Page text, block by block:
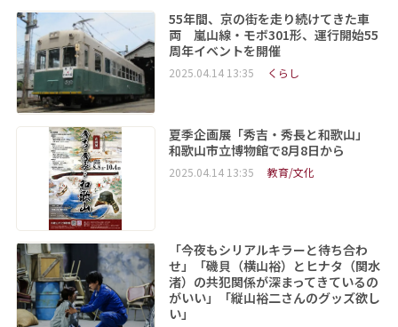
55年間、京の街を走り続けてきた車
両 嵐山線・モボ301形、運行開始55
周年イベントを開催
2025.04.14 13:35 くらし
夏季企画展「秀吉・秀長と和歌山」
和歌山市立博物館で8月8日から
2025.04.14 13:35 教育/文化
「今夜もシリアルキラーと待ち合わ
せ」「磯貝（横山裕）とヒナタ（関水
渚）の共犯関係が深まってきているの
がいい」「縦山裕二さんのグッズ欲し
い」